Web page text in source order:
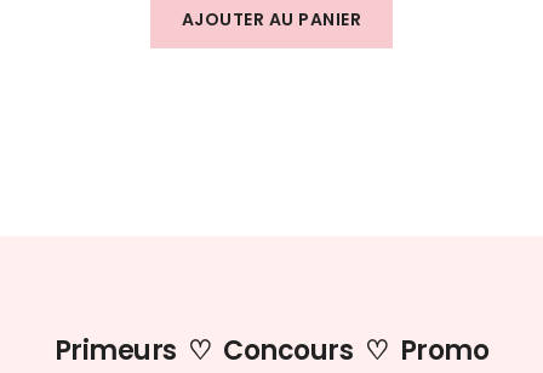
AJOUTER AU PANIER
Primeurs ♡ Concours ♡ Promo